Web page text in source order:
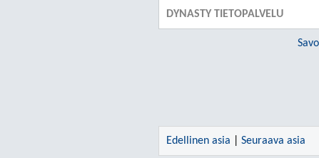
DYNASTY TIETOPALVELU
Edellinen asia Seuraava asia